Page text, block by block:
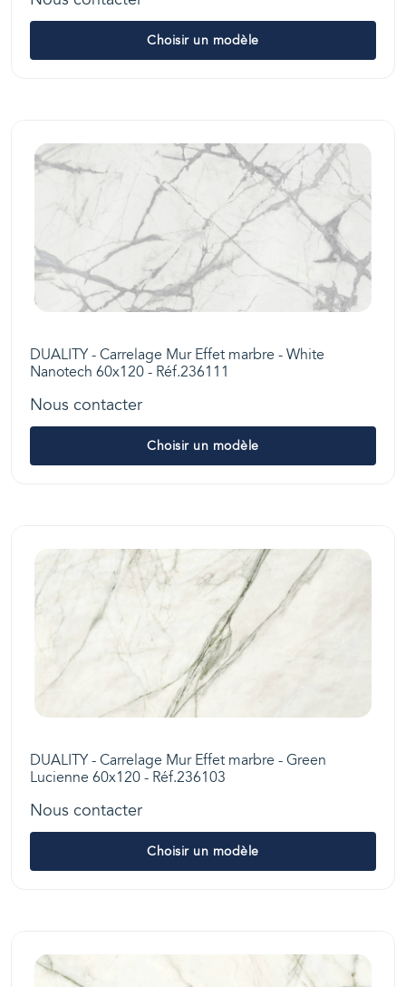
Choisir un modèle
DUALITY - Carrelage Mur Effet marbre - White
Nanotech 60x120 - Réf.236111
Nous contacter
Choisir un modèle
DUALITY - Carrelage Mur Effet marbre - Green
Lucienne 60x120 - Réf.236103
Nous contacter
Choisir un modèle